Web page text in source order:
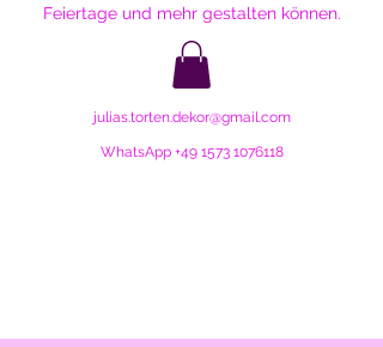
Feiertage und mehr gestalten können.
julias.torten.dekor@gmail.com
WhatsApp +49 1573 1076118